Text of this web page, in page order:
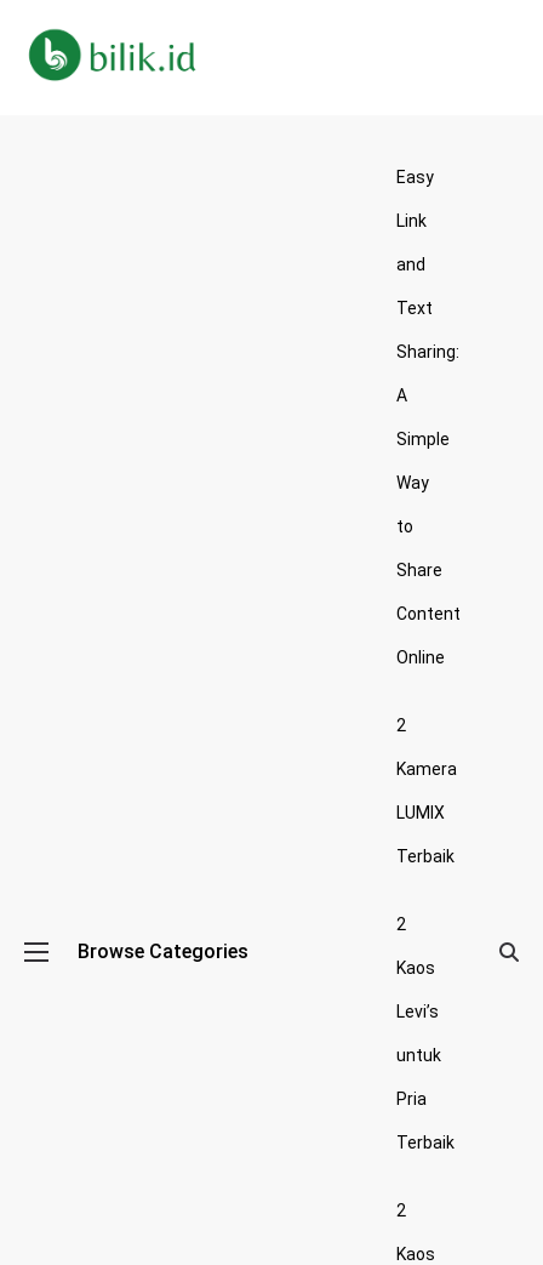
Browse Categories
Easy
Link
and
Text
Sharing:
A
Simple
Way
to
Share
Content
Online
2
Kamera
LUMIX
Terbaik
2
Kaos
Levi’s
untuk
Pria
Terbaik
2
Kaos